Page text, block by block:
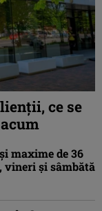
ce se
maxime de 36
vineri şi sâmbătă